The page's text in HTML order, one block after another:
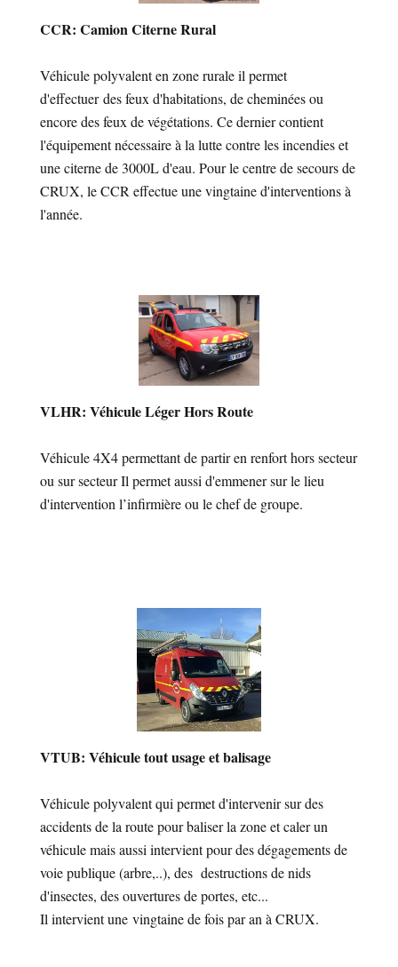
CCR: Camion Citerne Rural
Véhicule polyvalent en zone rurale il permet
d'effectuer des feux d'habitations, de cheminées ou
encore des feux de végétations. Ce dernier contient
l'équipement nécessaire à la lutte contre les incendies et
une citerne de 3000L d'eau. Pour le centre de secours de
CRUX, le CCR effectue une vingtaine d'interventions à
l'année.
VLHR: Véhicule Léger Hors Route
Véhicule 4X4 permettant de partir en renfort hors secteur
ou sur secteur Il permet aussi d'emmener sur le lieu
d'intervention l’infirmière ou le chef de groupe.
VTUB: Véhicule tout usage et balisage
Véhicule polyvalent qui permet d'intervenir sur des
accidents de la route pour baliser la zone et caler un
véhicule mais aussi intervient pour des dégagements de
voie publique (arbre,..), des destructions de nids
d'insectes, des ouvertures de portes, etc...
Il intervient une vingtaine de fois par an à CRUX.